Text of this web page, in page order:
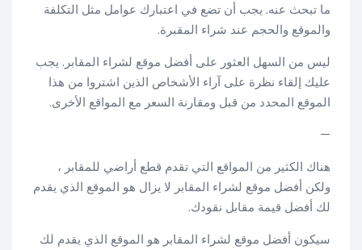
ما تبحث عنه. يجب أن تضع في اعتبارك عوامل مثل التكلفة
والموقع والحجم عند شراء المقبرة.
ليس من السهل العثور على أفضل موقع لشراء المقابر. يجب
عليك إلقاء نظرة على آراء الأشخاص الذين اشتروا من هذا
الموقع المحدد من قبل ومقارنة السعر مع المواقع الأخرى.
—
هناك الكثير من المواقع التي تقدم قطع أراضي للمقابر ،
ولكن أفضل موقع لشراء المقابر لا يزال هو الموقع الذي يقدم
لك أفضل قيمة مقابل نقودك.
سيكون أفضل موقع لشراء المقابر هو الموقع الذي يقدم لك